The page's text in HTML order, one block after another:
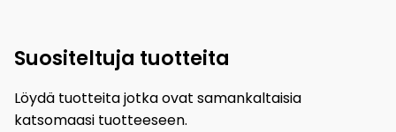
Suositeltuja tuotteita
Löydä tuotteita jotka ovat samankaltaisia
katsomaasi tuotteeseen.